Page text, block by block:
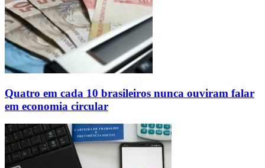
Quatro em cada 10 brasileiros nunca ouviram falar
em economia circular